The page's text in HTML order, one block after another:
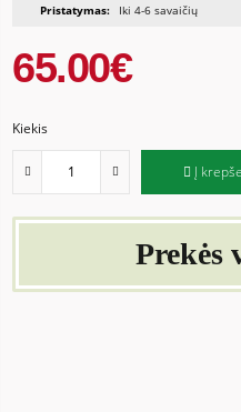
Pristatymas:
Iki 4-6 savaičių
65.00€
Kiekis
Į
Prekės